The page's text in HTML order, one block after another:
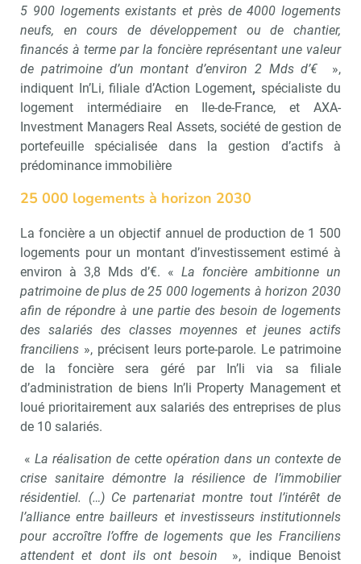
5 900 logements existants et près de 4000 logements
neufs, en cours de développement ou de chantier,
financés à terme par la foncière représentant une valeur
de patrimoine d’un montant d’environ 2 Mds d’€
»,
indiquent In’Li, filiale d’Action Logement, spécialiste du
logement intermédiaire en Ile-de-France, et AXA-
Investment Managers Real Assets, société de gestion de
portefeuille spécialisée dans la gestion d’actifs à
prédominance immobilière
25 000 logements à horizon 2030
La foncière a un objectif annuel de production de 1 500
logements pour un montant d’investissement estimé à
environ à 3,8 Mds d’€. « La foncière ambitionne un
patrimoine de plus de 25 000 logements à horizon 2030
afin de répondre à une partie des besoin de logements
des salariés des classes moyennes et jeunes actifs
franciliens », précisent leurs porte-parole. Le patrimoine
de la foncière sera géré par In’li via sa filiale
d’administration de biens In’li Property Management et
loué prioritairement aux salariés des entreprises de plus
de 10 salariés.
«La réalisation de cette opération dans un contexte de
crise sanitaire démontre la résilience de l’immobilier
résidentiel. (…) Ce partenariat montre tout l’intérêt de
l’alliance entre bailleurs et investisseurs institutionnels
pour accroître l’offre de logements que les Franciliens
attendent et dont ils ont besoin
», indique Benoist